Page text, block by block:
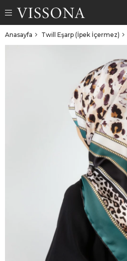
Anasayfa Twill Eşarp (İpek İçermez)